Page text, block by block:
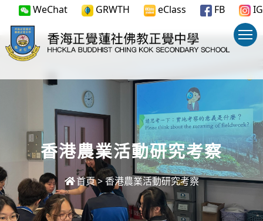
WeChat GRWTH eClass FB IG
香港農業活動研究考察
首頁 >香港農業活動研究考察